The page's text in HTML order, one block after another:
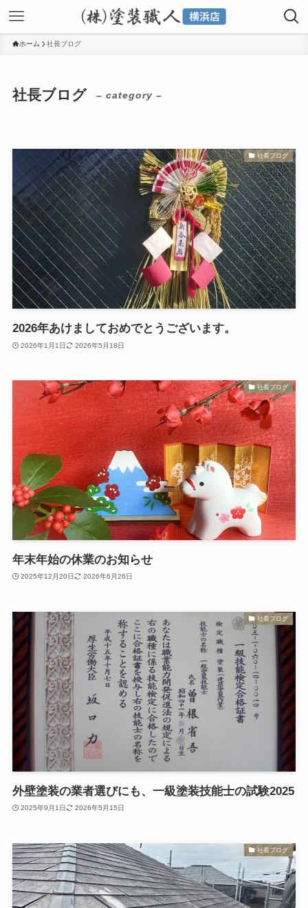
ホーム 社長ブログ
社長ブログ – category –
社長ブログ
2026年あけましておめでとうございます。
2026年1月1日 2026年5月18日
社長ブログ
年末年始の休業のお知らせ
2025年12月20日 2026年6月26日
社長ブログ
外壁塗装の業者選びにも、一級塗装技能士の試験2025
2025年9月1日 2026年5月15日
社長ブログ